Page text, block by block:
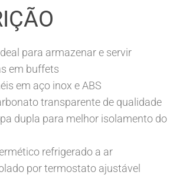
para armazenar e servir
em buffets
em aço inox e ABS
transparente de qualidade
dupla para melhor isolamento do
refrigerado a ar
por termostato ajustável